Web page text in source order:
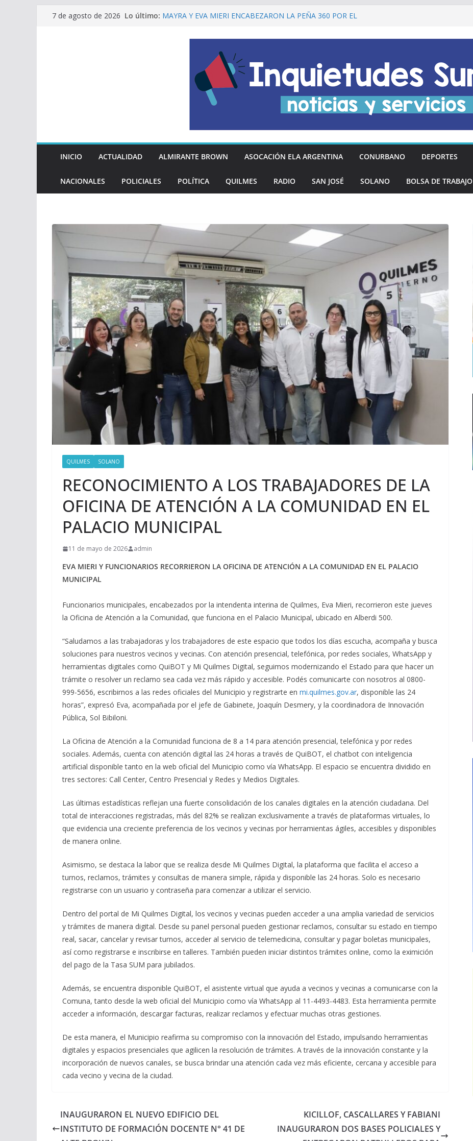
Saltar7 de agosto de 2026 Lo último: MAYRA Y EVA MIERI ENCABEZARON LA PEÑA 360 POR EL
PELUQUERÍAS TODOS LOS DÍAS MIÉRCOLES
Encuesta: qué piensan los hinchas argentinos de las nuevas
reglas del Mundial
EL MUNICIPIO ENTREGÓ MÁS DE 20 PRÓTESIS DENTALES
A VECINAS Y VECINOS DE QUILMES OESTE
La Diócesis de Quilmes recordó a Jorge Novak a 25 años de
INICIO ACTUALIDAD ALMIRANTE BROWN ASOCACIÓN ELA ARGENTINA CONURBANO DEPORTES
NACIONALES POLICIALES POLÍTICA QUILMES RADIO SAN JOSÉ SOLANO BOLSA DE TRABAJO
QUILMES SOLANO
RECONOCIMIENTO A LOS TRABAJADORES DE LA
OFICINA DE ATENCIÓN A LA COMUNIDAD EN EL
PALACIO MUNICIPAL
11 de mayo de 2026 admin
EVA MIERI Y FUNCIONARIOS RECORRIERON LA OFICINA DE ATENCIÓN A LA COMUNIDAD EN EL PALACIO
MUNICIPAL
Funcionarios municipales, encabezados por la intendenta interina de Quilmes, Eva Mieri, recorrieron este jueves
la Oficina de Atención a la Comunidad, que funciona en el Palacio Municipal, ubicado en Alberdi 500.
“Saludamos a las trabajadoras y los trabajadores de este espacio que todos los días escucha, acompaña y busca
soluciones para nuestros vecinos y vecinas. Con atención presencial, telefónica, por redes sociales, WhatsApp y
herramientas digitales como QuiBOT y Mi Quilmes Digital, seguimos modernizando el Estado para que hacer un
trámite o resolver un reclamo sea cada vez más rápido y accesible. Podés comunicarte con nosotros al 0800-
999-5656, escribirnos a las redes oficiales del Municipio y registrarte en mi.quilmes.gov.ar, disponible las 24
horas”, expresó Eva, acompañada por el jefe de Gabinete, Joaquín Desmery, y la coordinadora de Innovación
Pública, Sol Bibiloni.
La Oficina de Atención a la Comunidad funciona de 8 a 14 para atención presencial, telefónica y por redes
sociales. Además, cuenta con atención digital las 24 horas a través de QuiBOT, el chatbot con inteligencia
artificial disponible tanto en la web oficial del Municipio como vía WhatsApp. El espacio se encuentra dividido en
tres sectores: Call Center, Centro Presencial y Redes y Medios Digitales.
Las últimas estadísticas reflejan una fuerte consolidación de los canales digitales en la atención ciudadana. Del
total de interacciones registradas, más del 82% se realizan exclusivamente a través de plataformas virtuales, lo
que evidencia una creciente preferencia de los vecinos y vecinas por herramientas ágiles, accesibles y disponibles
de manera online.
Asimismo, se destaca la labor que se realiza desde Mi Quilmes Digital, la plataforma que facilita el acceso a
turnos, reclamos, trámites y consultas de manera simple, rápida y disponible las 24 horas. Solo es necesario
registrarse con un usuario y contraseña para comenzar a utilizar el servicio.
Dentro del portal de Mi Quilmes Digital, los vecinos y vecinas pueden acceder a una amplia variedad de servicios
y trámites de manera digital. Desde su panel personal pueden gestionar reclamos, consultar su estado en tiempo
real, sacar, cancelar y revisar turnos, acceder al servicio de telemedicina, consultar y pagar boletas municipales,
así como registrarse e inscribirse en talleres. También pueden iniciar distintos trámites online, como la eximición
del pago de la Tasa SUM para jubilados.
Además, se encuentra disponible QuiBOT, el asistente virtual que ayuda a vecinos y vecinas a comunicarse con la
Comuna, tanto desde la web oficial del Municipio como vía WhatsApp al 11-4493-4483. Esta herramienta permite
acceder a información, descargar facturas, realizar reclamos y efectuar muchas otras gestiones.
De esta manera, el Municipio reafirma su compromiso con la innovación del Estado, impulsando herramientas
digitales y espacios presenciales que agilicen la resolución de trámites. A través de la innovación constante y la
incorporación de nuevos canales, se busca brindar una atención cada vez más eficiente, cercana y accesible para
cada vecino y vecina de la ciudad.
INAUGURARON EL NUEVO EDIFICIO DEL
INSTITUTO DE FORMACIÓN DOCENTE N° 41 DE
KICILLOF, CASCALLARES Y FABIANI
INAUGURARON DOS BASES POLICIALES Y